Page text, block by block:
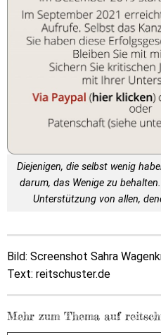
Diejenigen, die selbst wenig
darum, das Wenige zu
Unterstützung von allen,
Bild: Screenshot Sahra
Text: reitschuster.de
Mehr zum Thema auf